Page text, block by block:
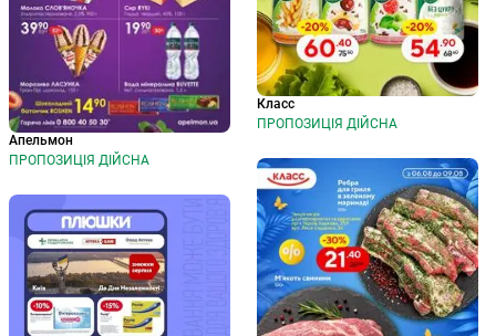
Апельмон
ПРОПОЗИЦІЯ ДІЙСНА
Класс
ПРОПОЗИЦІЯ ДІЙСНА